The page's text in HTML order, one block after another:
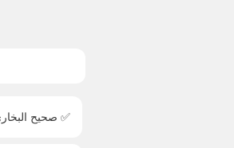
✅ صحيح